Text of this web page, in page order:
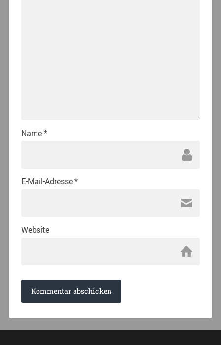
Name*
E-Mail-Adresse*
Website